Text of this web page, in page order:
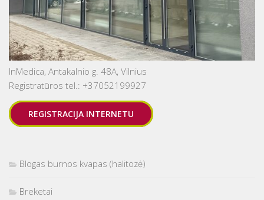
InMedica, Antakalnio g. 48A, Vilnius
Registratūros tel.: +37052199927
REGISTRACIJA INTERNETU
Blogas burnos kvapas (halitozė)
Breketai